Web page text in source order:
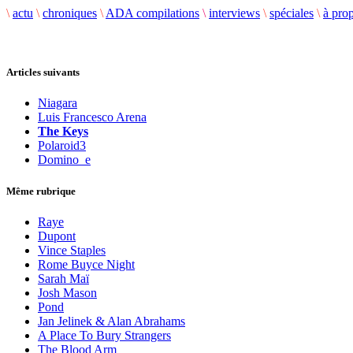
\ actu \ chroniques \ ADA compilations \ interviews \ spéciales \ à
Articles suivants
Niagara
Luis Francesco Arena
The Keys
Polaroid3
Domino_e
Même rubrique
Raye
Dupont
Vince Staples
Rome Buyce Night
Sarah Maï
Josh Mason
Pond
Jan Jelinek & Alan Abrahams
A Place To Bury Strangers
The Blood Arm